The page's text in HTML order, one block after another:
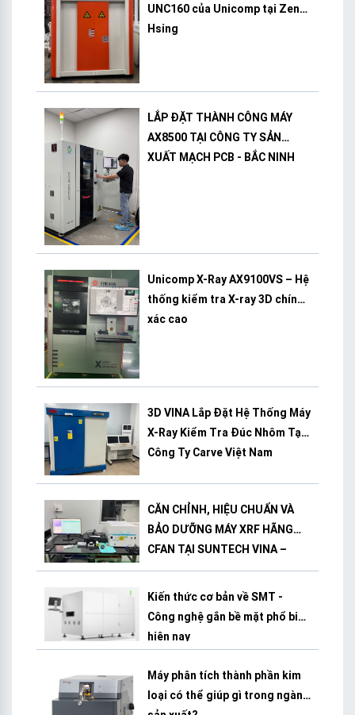
UNC160 của Unicomp tại Zeng
Hsing
LẮP ĐẶT THÀNH CÔNG MÁY
AX8500 TẠI CÔNG TY SẢN
XUẤT MẠCH PCB - BẮC NINH
Unicomp X-Ray AX9100VS – Hệ
thống kiểm tra X-ray 3D chính
xác cao
3D VINA Lắp Đặt Hệ Thống Máy
X-Ray Kiểm Tra Đúc Nhôm Tại
Công Ty Carve Việt Nam
CĂN CHỈNH, HIỆU CHUẨN VÀ
BẢO DƯỠNG MÁY XRF HÃNG
CFAN TẠI SUNTECH VINA –
BÌNH DƯƠNG
Kiến thức cơ bản về SMT -
Công nghệ gắn bề mặt phổ biến
hiện nay
Máy phân tích thành phần kim
loại có thể giúp gì trong ngành